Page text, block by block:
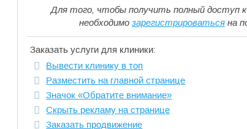
Для того, чтобы получить полный доступ
необходимо зарегистрироваться на
Заказать услуги для клиники:
Вывести клинику в топ
Разместить на главной странице
Значок «Обратите внимание»
Скрыть рекламу на странице
Заказать продвижение